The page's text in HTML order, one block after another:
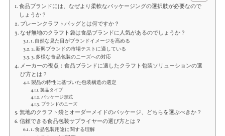
食品ブランドには、なぜより柔軟なパッケージングの選択肢が必要なので
しょうか？
プレーンクラフトバッグとは何ですか？
なぜ無地のクラフト袋は食品ブランドに人気があるのでしょうか？
1. 自然な見た目がブランドイメージを高める
2. 新興ブランドの市場テストに適している
3. 多様な食品包装のニーズへの対応
メーカーの視点：食品ブランドに適したクラフト包装ソリューションの選
び方とは？
製品の特性に基づいた包装構造の選定
製品タイプ
パッケージ形式
ブランドのニーズ
無地のクラフト袋とオーダーメイドのパッケージ、どちらを選ぶべきか？
信頼できる食品包装サプライヤーの選び方とは？
1. 食品包装用途に関する理解